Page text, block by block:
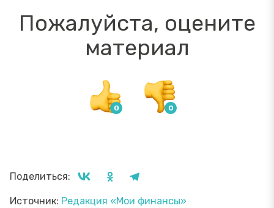
Пожалуйста, оцените
материал
Поделиться:
Источник: Редакция «Мои финансы»